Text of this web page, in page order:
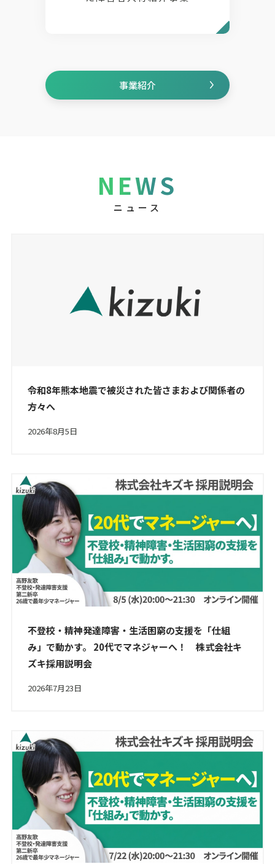
事業紹介
NEWS
ニュース
令和8年熊本地震で被災された皆さまおよび関係者の
方々へ
2026年8月5日
不登校・精神発達障害・生活困窮の支援を「仕組
み」で動かす。 20代でマネジャーへ！ 株式会社キ
ズキ採用説明会
2026年7月23日